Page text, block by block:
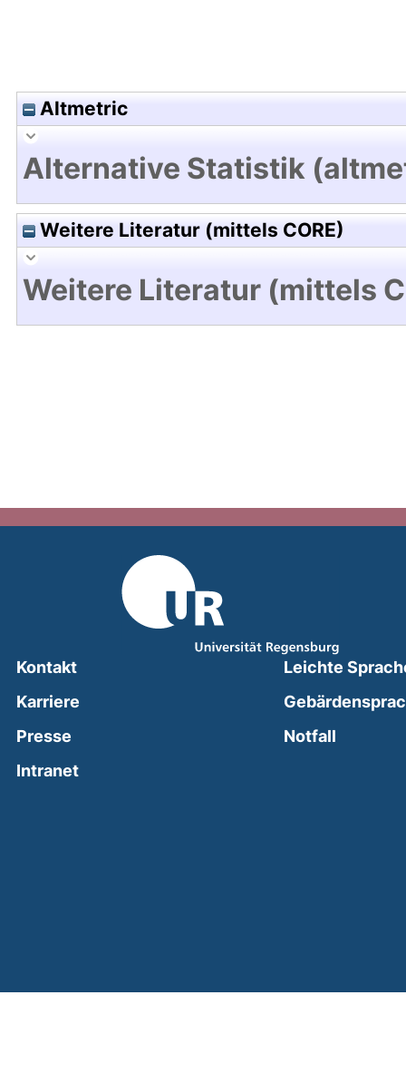
Altmetric
Alternative Statistik
Weitere Literatur (mittels CORE)
Weitere Literatur (mittels
Kontakt
Karriere
Presse
Intranet(external link, opens in a new window)
Leichte
Notfall